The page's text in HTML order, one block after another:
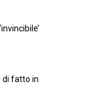
di fatto in